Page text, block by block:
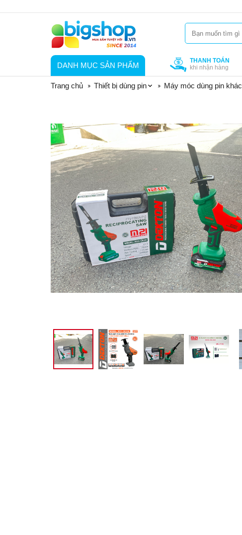
DANH MỤC SẢN PHẨM
THANH TOÁN
khi nhận hàng
Trang chủ
Thiết bị dùng pin Máy móc dùng pin khác